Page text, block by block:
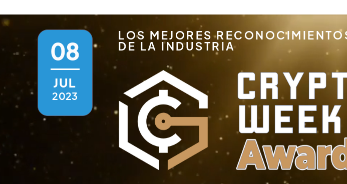
08
JUL
2023
LOS MEJORES
DE LA INDUSTRIA